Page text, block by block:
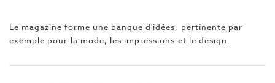
Le magazine forme une banque d'idées, pertinente par
exemple pour la mode, les impressions et le design.